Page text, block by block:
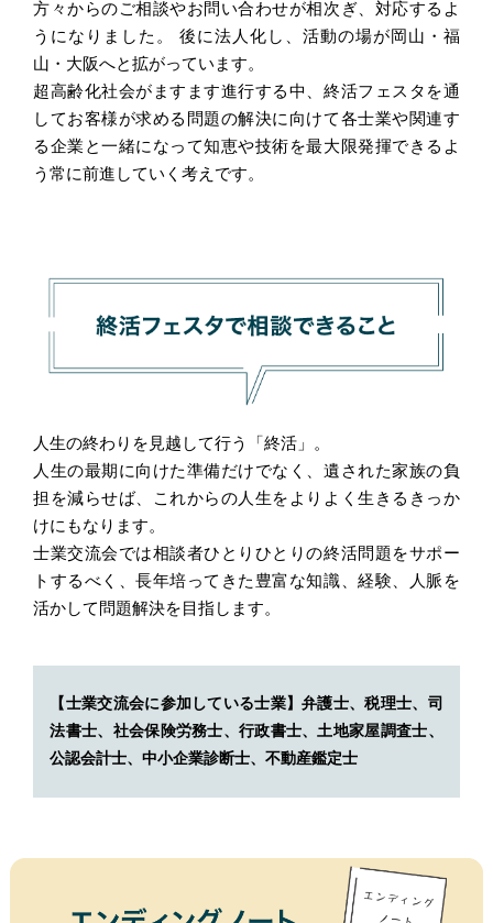
方々からのご相談やお問い合わせが相次ぎ、対応するよ
うになりました。 後に法人化し、活動の場が岡山・福
山・大阪へと拡がっています。
超高齢化社会がますます進行する中、終活フェスタを通
してお客様が求める問題の解決に向けて各士業や関連す
る企業と一緒になって知恵や技術を最大限発揮できるよ
う常に前進していく考えです。
人生の終わりを見越して行う「終活」。
人生の最期に向けた準備だけでなく、遺された家族の負
担を減らせば、これからの人生をよりよく生きるきっか
けにもなります。
士業交流会では相談者ひとりひとりの終活問題をサポー
トするべく、長年培ってきた豊富な知識、経験、人脈を
活かして問題解決を目指します。
【士業交流会に参加している士業】弁護士、税理士、司
法書士、社会保険労務士、行政書士、土地家屋調査士、
公認会計士、中小企業診断士、不動産鑑定士